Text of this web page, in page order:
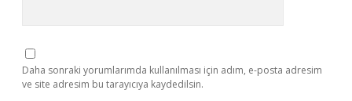
Daha sonraki yorumlarımda kullanılması için adım, e-posta adresim
ve site adresim bu tarayıcıya kaydedilsin.